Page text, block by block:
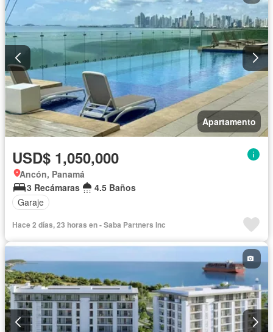
Apartamento
USD$ 1,050,000
Ancón, Panamá
3 Recámaras
4.5 Baños
Garaje
Hace 2 días, 23 horas en - Saba Partners Inc